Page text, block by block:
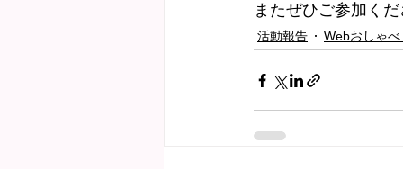
またぜひご参加く
活動報告 Webおしゃべ